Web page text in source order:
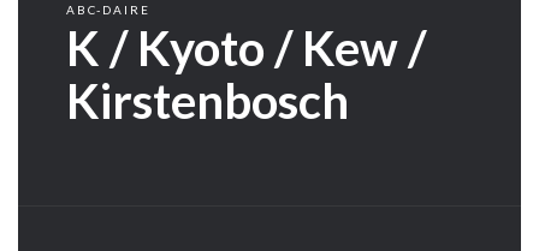
ABC-DAIRE
K / Kyoto / Kew /
Kirstenbosch